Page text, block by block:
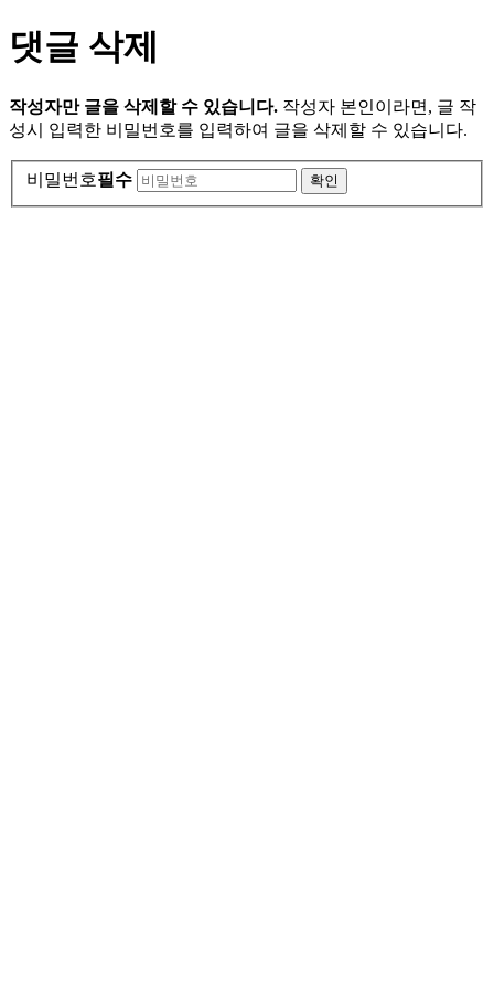
댓글 삭제
작성자만 글을 삭제할 수 있습니다. 작성자 본인이라면, 글 작
성시 입력한 비밀번호를 입력하여 글을 삭제할 수 있습니다.
비밀번호필수